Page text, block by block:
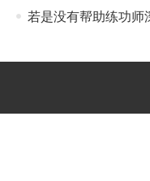
若是没有帮助练功师